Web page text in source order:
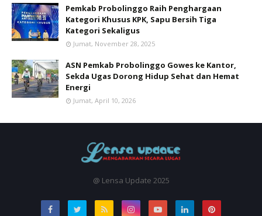
Pemkab Probolinggo Raih Penghargaan
Kategori Khusus KPK, Sapu Bersih Tiga
Kategori Sekaligus
Jumat, November 28, 2025
ASN Pemkab Probolinggo Gowes ke Kantor,
Sekda Ugas Dorong Hidup Sehat dan Hemat
Energi
Jumat, April 10, 2026
@ Lensa Update 2025